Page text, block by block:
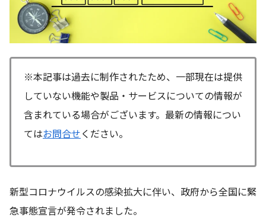
※本記事は過去に制作されたため、一部現在は提供
していない機能や製品・サービスについての情報が
含まれている場合がございます。最新の情報につい
てはお問合せください。
新型コロナウイルスの感染拡大に伴い、政府から全国に緊
急事態宣言が発令されました。